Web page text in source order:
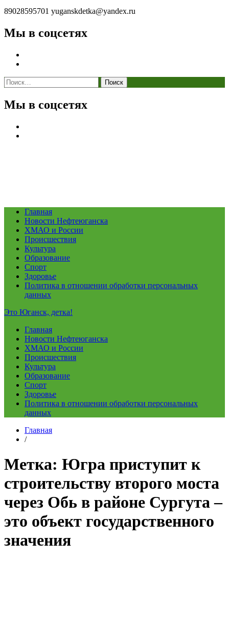
89028595701 yuganskdetka@yandex.ru
Мы в соцсетях
Найти:
Мы в соцсетях
Главная
Новости Нефтеюганска
ХМАО и России
Происшествия
Культура
Образование
Спорт
Здоровье
Политика в отношении обработки персональных
данных
Это Юганск, детка!
Главная
Новости Нефтеюганска
ХМАО и России
Происшествия
Культура
Образование
Спорт
Здоровье
Политика в отношении обработки персональных
данных
Главная
/
Метка: Югра приступит к
строительству второго моста
через Обь в районе Сургута –
это объект государственного
значения